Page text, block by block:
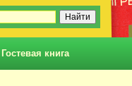
Гостевая книга